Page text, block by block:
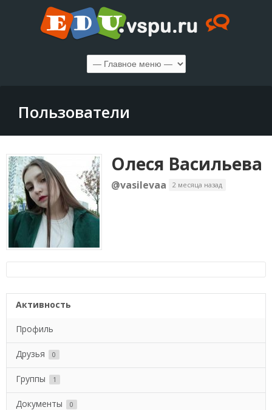
Пользователи
Олеся Васильева
@vasilevaa 2 месяца назад
Активность
Профиль
Друзья 0
Группы 1
Документы 0